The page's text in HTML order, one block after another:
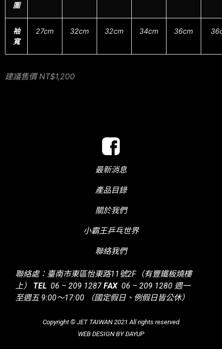
圍
袖
寬
27cm 32cm 32cm 34cm 36cm
建議售價 NT$1,200
最新消息
產品目錄
關於我們
小霸王乒乓世界
聯絡我們
聯絡處：臺南市東區怡東路11號2F（有豐鐵板燒樓
上）
TEL06 – 209 1287 FAX06 – 209 1280 週一
至週五 9:00～17:00
（國定假日、例假日皆公休）
Copyright © JET TAIWAN 2021 All rights reserved
WEB DESIGN BY DAYUP